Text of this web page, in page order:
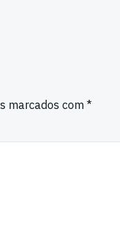
marcados com *